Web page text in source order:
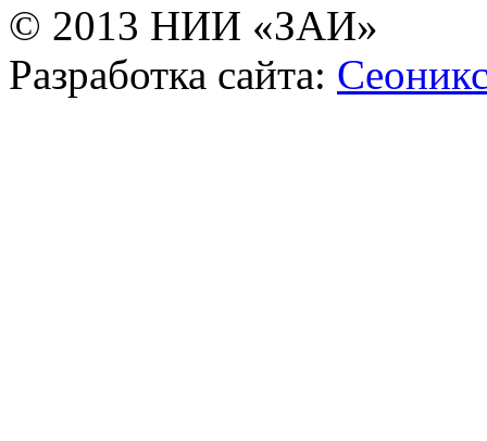
© 2013 НИИ «ЗАИ»
Разработка сайта: